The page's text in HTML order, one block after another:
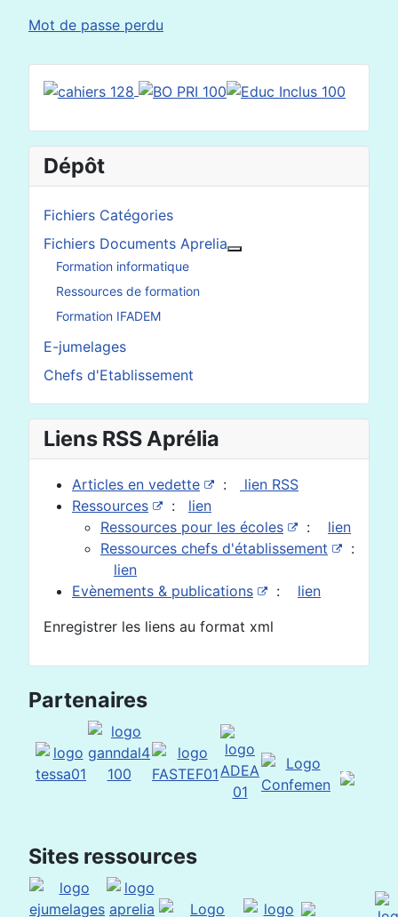
Mot de passe perdu
Dépôt
Fichiers Catégories
Fichiers Documents Aprelia
Formation informatique
Ressources de formation
Formation IFADEM
E-jumelages
Chefs d'Etablissement
Liens RSS Aprélia
Articles en vedette :
lien RSS
Ressources
: lien
Ressources pour les écoles
: lien
Ressources chefs d'établissement
:
lien
Evènements & publications
: lien
Enregistrer les liens au format xml
Partenaires
Sites ressources